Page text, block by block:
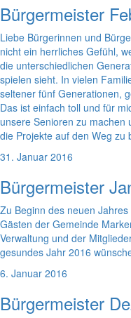
Bürgermeister
Liebe Bürgerinnen und
nicht ein herrliches Gefühl,
die unterschiedlichen
spielen sieht. In vielen
seltener fünf Generationen,
Das ist einfach toll und für
unsere Senioren zu machen
die Projekte auf den Weg zu
31. Januar 2016
Bürgermeister
Zu Beginn des neuen
Gästen der Gemeinde
Verwaltung und der
gesundes Jahr 2016
6. Januar 2016
Bürgermeister